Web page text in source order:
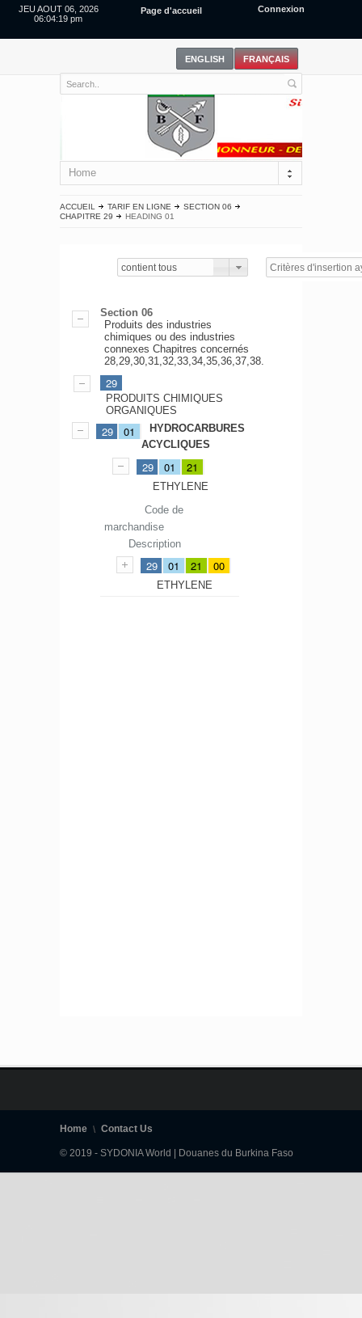
JEU AOUT 06, 2026
06:04:19 pm
Page d'accueil Connexion
Home
ACCUEIL TARIF EN LIGNE
SECTION 06
CHAPITRE 29
HEADING 01
contient tous
Section 06
Produits des industries
chimiques ou des industries
connexes Chapitres concernés
28,29,30,31,32,33,34,35,36,37,38.
29
PRODUITS CHIMIQUES
ORGANIQUES
29 01
HYDROCARBURES
ACYCLIQUES
29 01 21
ETHYLENE
Code de
marchandise
Description
29 01 21 00
ETHYLENE
Home Contact Us
© 2019 - SYDONIA World | Douanes du Burkina Faso